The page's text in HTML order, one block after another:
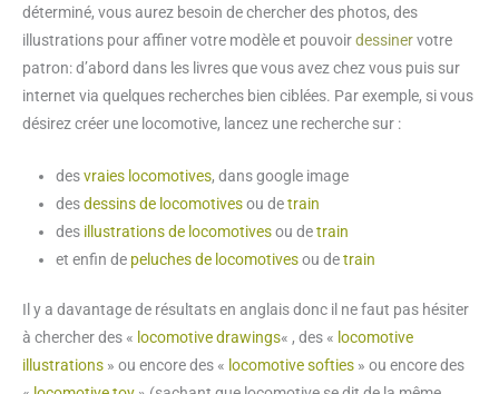
déterminé, vous aurez besoin de chercher des photos, des
illustrations pour affiner votre modèle et pouvoirdessinervotre
patron: d’abord dans les livres que vous avez chez vous puis sur
internet via quelques recherches bien ciblées. Par exemple, si vous
désirez créer une locomotive, lancez une recherche sur :
desvraies locomotives, dans google image
desdessins de locomotivesou detrain
des illustrations de locomotivesou detrain
et enfin de peluches de locomotivesou detrain
Il y a davantage de résultats en anglais donc il ne faut pas hésiter
à chercher des « locomotive drawings« , des « locomotive
illustrations » ou encore des « locomotive softies » ou encore des